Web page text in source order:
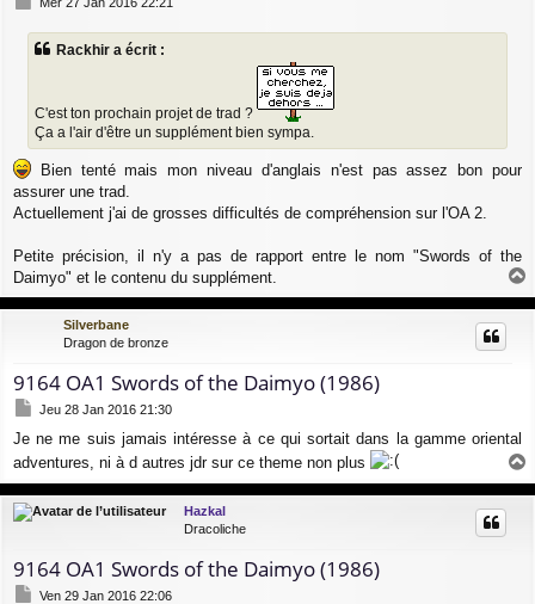
s
s
e
Rackhir a écrit :
C'est ton prochain projet de trad ?
Ça a l'air d'être un supplément bien sympa.
Bien tenté mais mon niveau d'anglais n'est pas assez bon pour
assurer une trad.
Actuellement j'ai de grosses difficultés de compréhension sur l'OA 2.
Petite précision, il n'y a pas de rapport entre le nom "Swords of the
Daimyo" et le contenu du supplément.
u
Silverbane
Dragon de bronze
9164 OA1 Swords of the Daimyo (1986)
M
s
s
g
e
Jeu 28 Jan 2016 21:30
Je ne me suis jamais intéresse à ce qui sortait dans la gamme oriental
adventures, ni à d autres jdr sur ce theme non plus
a
u
Hazkal
Dracoliche
9164 OA1 Swords of the Daimyo (1986)
M
Ven 29 Jan 2016 22:06